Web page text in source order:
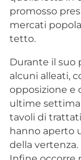
promosso
mercati
tetto.
Durante il suo
alcuni alleati,
opposizione e
ultime
tavoli di
hanno aperto
della vertenza.